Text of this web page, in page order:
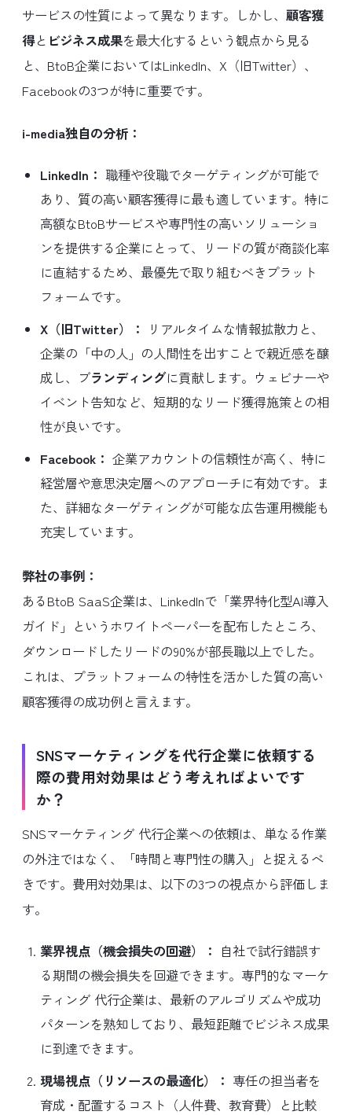
サービスの性質によって異なります。しかし、 顧客獲
得と ビジネス成果を最大化するという観点から見る
と、BtoB企業においてはLinkedIn、X（旧Twitter）、
Facebookの3つが特に重要です。
i-media独自の分析：
LinkedIn： 職種や役職でターゲティングが可能で
あり、質の高い顧客獲得に最も適しています。特に
高額なBtoBサービスや専門性の高いソリューショ
ンを提供する企業にとって、リードの質が商談化率
に直結するため、最優先で取り組むべきプラット
フォームです。
X（旧Twitter）：
リアルタイムな情報拡散力と、
企業の「中の人」の人間性を出すことで親近感を醸
成し、ブランディングに貢献します。ウェビナーや
イベント告知など、短期的なリード獲得施策との相
性が良いです。
Facebook： 企業アカウントの信頼性が高く、特に
経営層や意思決定層へのアプローチに有効です。ま
た、詳細なターゲティングが可能な広告運用機能も
充実しています。
弊社の事例：
あるBtoB SaaS企業は、LinkedInで「業界特化型AI導入
ガイド」というホワイトペーパーを配布したところ、
ダウンロードしたリードの90%が部長職以上でした。
これは、プラットフォームの特性を活かした質の高い
顧客獲得の成功例と言えます。
SNSマーケティングを代行企業に依頼する
際の費用対効果はどう考えればよいです
か？
SNSマーケティング 代行企業への依頼は、単なる作業
の外注ではなく、「時間と専門性の購入」と捉えるべ
きです。費用対効果は、以下の3つの視点から評価しま
す。
業界視点（機会損失の回避）： 自社で試行錯誤す
る期間の機会損失を回避できます。専門的なマーケ
ティング 代行企業は、最新のアルゴリズムや成功
パターンを熟知しており、最短距離でビジネス成果
に到達できます。
現場視点（リソースの最適化）： 専任の担当者を
育成・配置するコスト（人件費、教育費）と比較